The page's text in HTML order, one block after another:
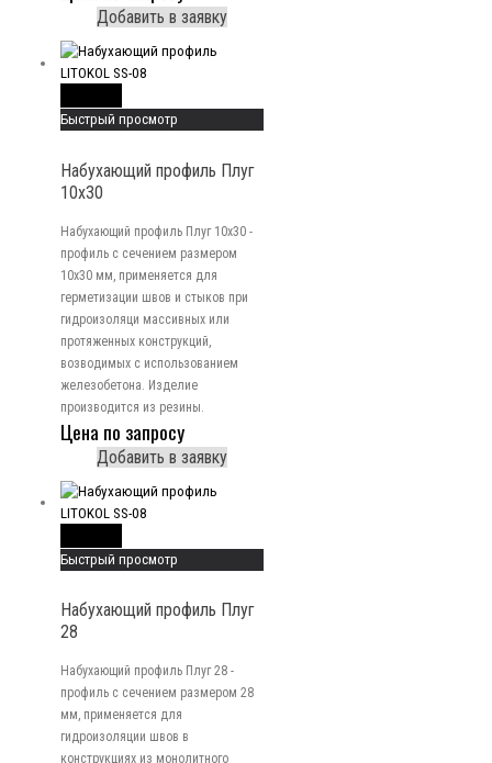
Добавить в заявку
Быстрый просмотр
Набухающий профиль Плуг
10х30
Набухающий профиль Плуг 10х30 -
профиль с сечением размером
10x30 мм, применяется для
герметизации швов и стыков при
гидроизоляци массивных или
протяженных конструкций,
возводимых с использованием
железобетона. Изделие
производится из резины.
Цена по запросу
Добавить в заявку
Быстрый просмотр
Набухающий профиль Плуг
28
Набухающий профиль Плуг 28 -
профиль с сечением размером 28
мм, применяется для
гидроизоляции швов в
конструкциях из монолитного